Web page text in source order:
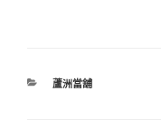
分
蘆洲當舖